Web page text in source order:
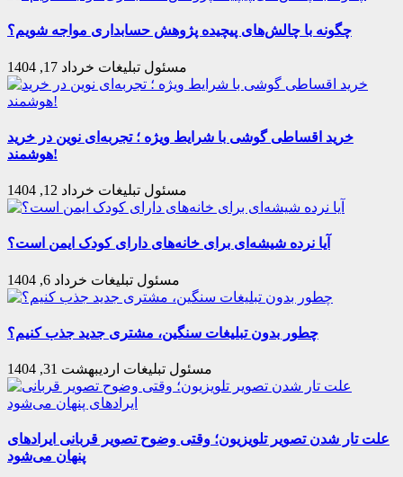
چگونه با چالش‌های پیچیده پژوهش حسابداری مواجه‌ شویم؟
مسئول تبلیغات خرداد 17, 1404
خرید اقساطی گوشی با شرایط ویژه ؛ تجربه‌ای نوین در خرید
هوشمند!
مسئول تبلیغات خرداد 12, 1404
آیا نرده شیشه‌ای برای خانه‌های دارای کودک ایمن است؟
مسئول تبلیغات خرداد 6, 1404
چطور بدون تبلیغات سنگین، مشتری جدید جذب کنیم؟
مسئول تبلیغات اردیبهشت 31, 1404
علت تار شدن تصویر تلویزیون؛ وقتی وضوح تصویر قربانی ایرادهای
پنهان می‌شود